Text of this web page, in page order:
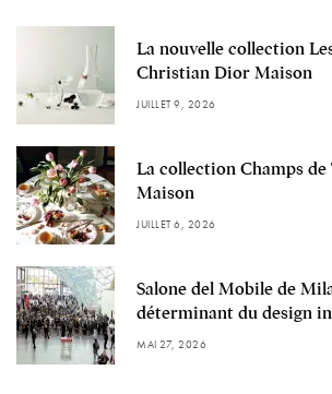
La nouvelle collection
Christian Dior Maison
JUILLET 9, 2026
La collection Champs
Maison
JUILLET 6, 2026
Salone del Mobile de
déterminant du design
MAI 27, 2026